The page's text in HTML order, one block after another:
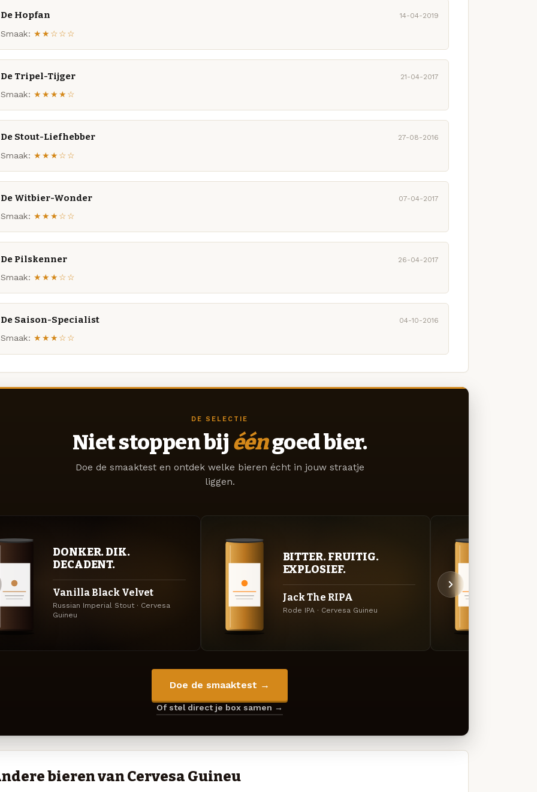
De Hopfan 14-04-2019
Smaak: ★★☆☆☆
De Tripel-Tijger 21-04-2017
Smaak: ★★★★☆
De Stout-Liefhebber 27-08-2016
Smaak: ★★★☆☆
De Witbier-Wonder 07-04-2017
Smaak: ★★★☆☆
De Pilskenner 26-04-2017
Smaak: ★★★☆☆
De Saison-Specialist 04-10-2016
Smaak: ★★★☆☆
DE SELECTIE
Niet stoppen bij ééngoed bier.
Doe de smaaktest en ontdek welke bieren écht in jouw straatje
liggen.
DONKER. DIK.
DECADENT.
Vanilla Black Velvet
Russian Imperial Stout · Cervesa
Guineu
BITTER. FRUITIG.
EXPLOSIEF.
Jack The RIPA
Rode IPA · Cervesa Guineu
Doe de smaaktest →
Of stel direct je box samen →
bieren van Cervesa Guineu